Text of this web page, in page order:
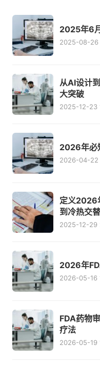
2025年6
2025-08-26
从AI设计
大突破
2025-12-23
2026年必
2026-04-22
定义2026
到冷热交
2025-12-29
2026年
2026-05-16
FDA药物
疗法
2026-05-19